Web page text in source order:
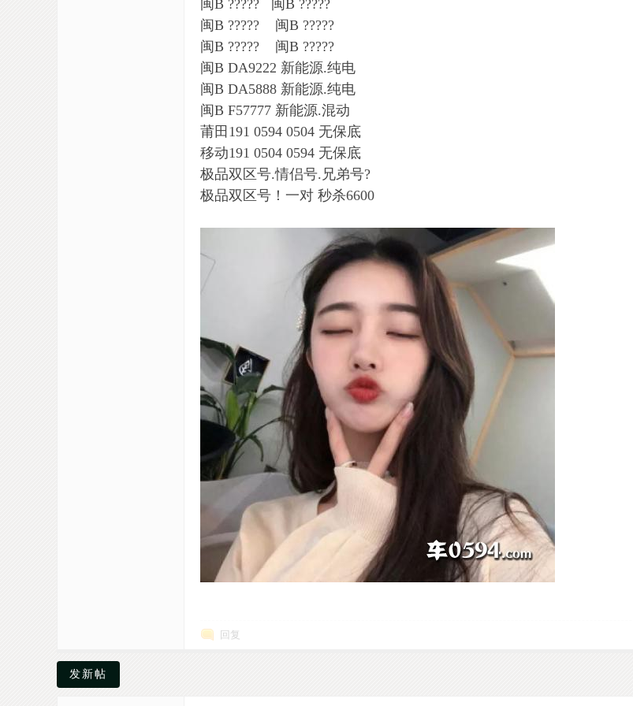
闽B ????? 闽B ?????
闽B ????? 闽B ?????
闽B ????? 闽B ?????
闽B DA9222 新能源.纯电
闽B DA5888 新能源.纯电
闽B F57777 新能源.混动
莆田191 0594 0504 无保底
移动191 0504 0594 无保底
极品双区号.情侣号.兄弟号?
极品双区号！一对 秒杀6600
回复
发新帖